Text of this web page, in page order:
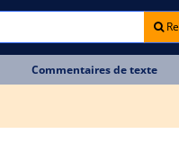
Commentaires de texte